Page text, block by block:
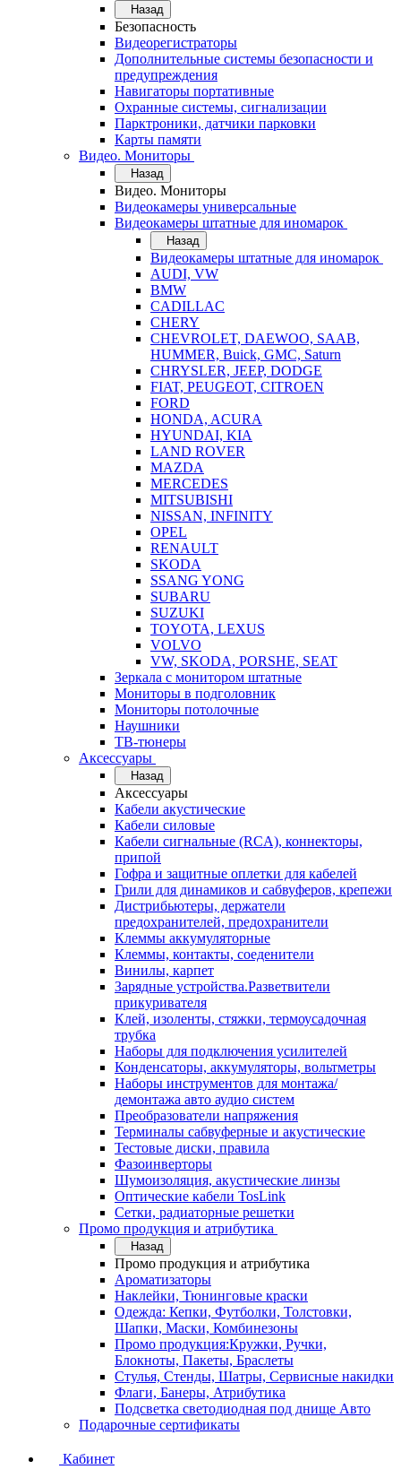
Назад
Безопасность
Видеорегистраторы
Дополнительные системы безопасности и
предупреждения
Навигаторы портативные
Охранные системы, сигнализации
Парктроники, датчики парковки
Карты памяти
Видео. Мониторы
Назад
Видео. Мониторы
Видеокамеры универсальные
Видеокамеры штатные для иномарок
Назад
Видеокамеры штатные для иномарок
AUDI, VW
BMW
CADILLAC
CHERY
CHEVROLET, DAEWOO, SAAB,
HUMMER, Buick, GMC, Saturn
CHRYSLER, JEEP, DODGE
FIAT, PEUGEOT, CITROEN
FORD
HONDA, ACURA
HYUNDAI, KIA
LAND ROVER
MAZDA
MERCEDES
MITSUBISHI
NISSAN, INFINITY
OPEL
RENAULT
SKODA
SSANG YONG
SUBARU
SUZUKI
TOYOTA, LEXUS
VOLVO
VW, SKODA, PORSHE, SEAT
Зеркала с монитором штатные
Мониторы в подголовник
Мониторы потолочные
Наушники
ТВ-тюнеры
Аксессуары
Назад
Аксессуары
Кабели акустические
Кабели силовые
Кабели сигнальные (RCA), коннекторы,
припой
Гофра и защитные оплетки для кабелей
Грили для динамиков и сабвуферов, крепежи
Дистрибьютеры, держатели
предохранителей, предохранители
Клеммы аккумуляторные
Клеммы, контакты, соеденители
Винилы, карпет
Зарядные устройства.Разветвители
прикуривателя
Клей, изоленты, стяжки, термоусадочная
трубка
Наборы для подключения усилителей
Конденсаторы, аккумуляторы, вольтметры
Наборы инструментов для монтажа/
демонтажа авто аудио систем
Преобразователи напряжения
Терминалы сабвуферные и акустические
Тестовые диски, правила
Фазоинверторы
Шумоизоляция, акустические линзы
Оптические кабели TosLink
Сетки, радиаторные решетки
Промо продукция и атрибутика
Назад
Промо продукция и атрибутика
Ароматизаторы
Наклейки, Тюнинговые краски
Одежда: Кепки, Футболки, Толстовки,
Шапки, Маски, Комбинезоны
Промо продукция:Кружки, Ручки,
Блокноты, Пакеты, Браслеты
Стулья, Стенды, Шатры, Сервисные накидки
Флаги, Банеры, Атрибутика
Подсветка светодиодная под днище Авто
Подарочные сертификаты
Кабинет